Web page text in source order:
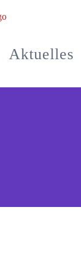
Aktuelles